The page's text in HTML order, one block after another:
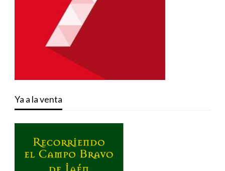
Ya a la venta